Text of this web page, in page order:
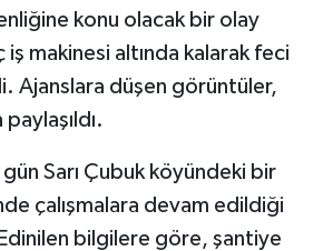
konu olacak bir olay
iş makinesi altında kalarak feci
Ajanslara düşen görüntüler,
Sarı Çubuk köyündeki bir
çalışmalara devam edildiği
bilgilere göre, şantiye